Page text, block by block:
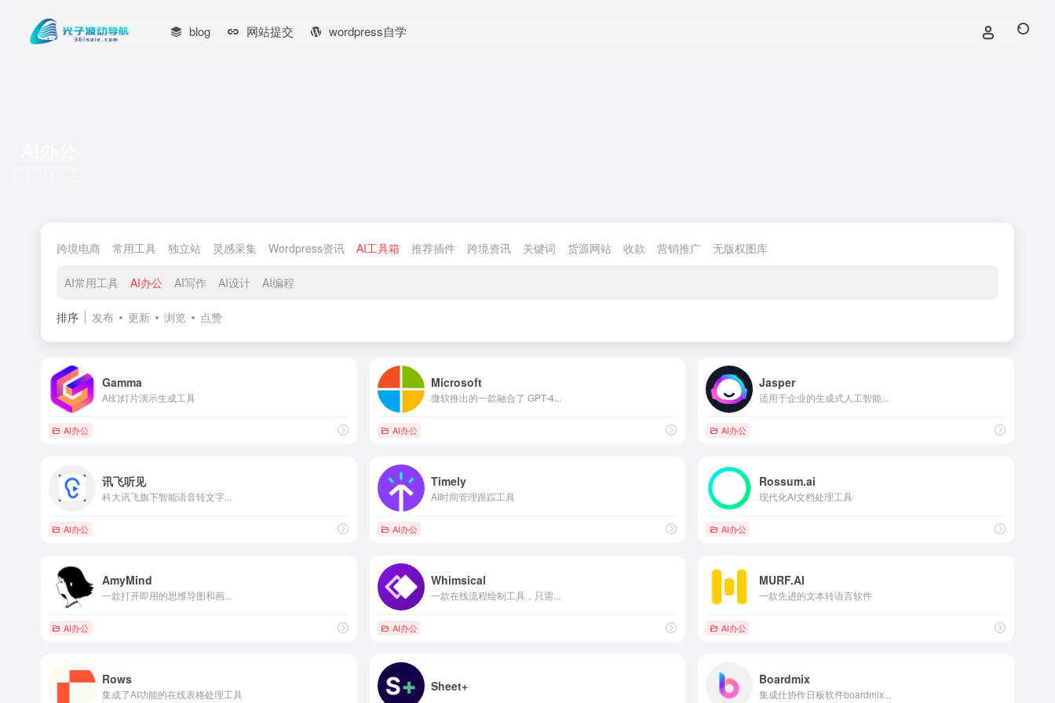
blog 网站提交 wordpress自学
跨境电商 常用工具 独立站 灵感采集 Wordpress资讯 AI工具箱 推荐插件 跨境资讯 关键词 货源网站 收款 营销推广 无版权图库
AI常用工具 AI办公 AI写作 AI设计 AI编程
排序 发布 更新 浏览 点赞
Gamma
AI幻灯片演示生成工具
AI办公
Microsoft
微软推出的一款融合了 GPT-4...
AI办公
Jasper
适用于企业的生成式人工智能...
AI办公
讯飞听见
科大讯飞旗下智能语音转文字...
AI办公
Timely
AI时间管理跟踪工具
AI办公
Rossum.ai
现代化AI文档处理工具
AI办公
AmyMind
一款打开即用的思维导图和画...
AI办公
Whimsical
一款在线流程绘制工具，只需...
AI办公
MURF.AI
一款先进的文本转语言软件
AI办公
Rows
集成了AI功能的在线表格处理工具
Sheet+ Boardmix
集成仕协作日板软件boardmix...